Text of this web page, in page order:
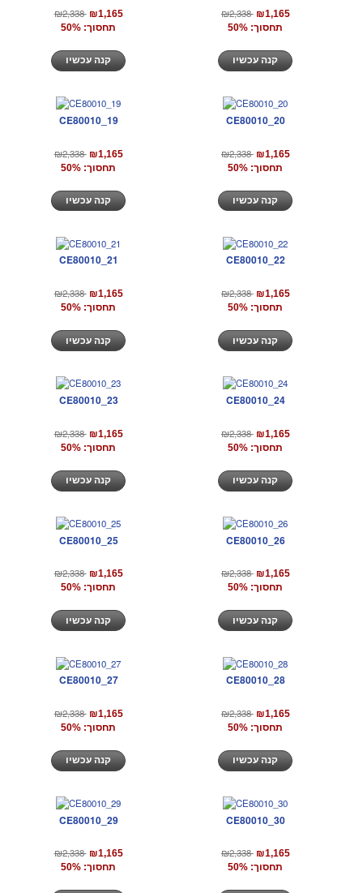
₪2,338 ₪1,165
תחסוך: 50%
₪2,338 ₪1,165
תחסוך: 50%
CE80010_19
₪2,338 ₪1,165
תחסוך: 50%
CE80010_20
₪2,338 ₪1,165
תחסוך: 50%
CE80010_21
₪2,338 ₪1,165
תחסוך: 50%
CE80010_22
₪2,338 ₪1,165
תחסוך: 50%
CE80010_23
₪2,338 ₪1,165
תחסוך: 50%
CE80010_24
₪2,338 ₪1,165
תחסוך: 50%
CE80010_25
₪2,338 ₪1,165
תחסוך: 50%
CE80010_26
₪2,338 ₪1,165
תחסוך: 50%
CE80010_27
₪2,338 ₪1,165
תחסוך: 50%
CE80010_28
₪2,338 ₪1,165
תחסוך: 50%
CE80010_29
₪2,338 ₪1,165
תחסוך: 50%
CE80010_30
₪2,338 ₪1,165
תחסוך: 50%